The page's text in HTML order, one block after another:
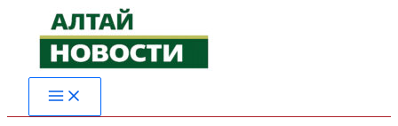
содержимому
Main
Menu